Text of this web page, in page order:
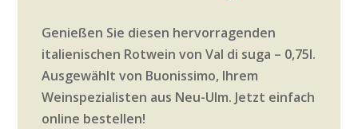
Genießen Sie diesen hervorragenden
italienischen Rotwein von Val di suga – 0,75l.
Ausgewählt von Buonissimo, Ihrem
Weinspezialisten aus Neu-Ulm. Jetzt einfach
online bestellen!